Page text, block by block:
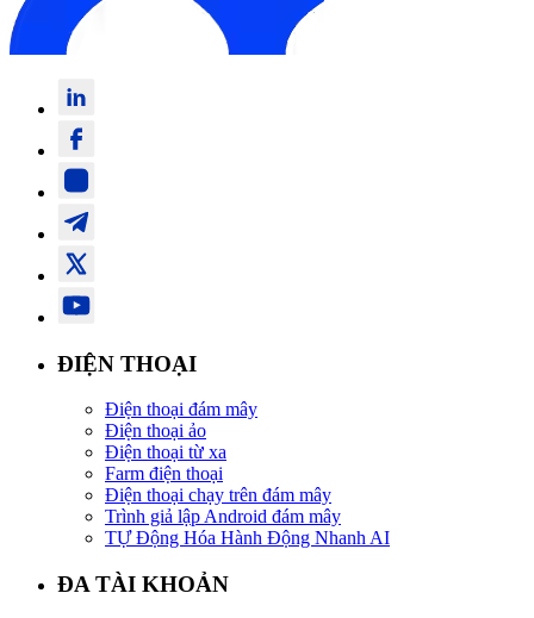
ĐIỆN THOẠI
Điện thoại đám mây
Điện thoại ảo
Điện thoại từ xa
Farm điện thoại
Điện thoại chạy trên đám mây
Trình giả lập Android đám mây
TỰ Động Hóa Hành Động Nhanh AI
ĐA TÀI KHOẢN